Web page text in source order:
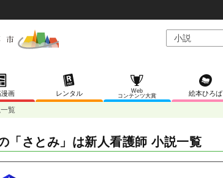
画 レンタル
Web
コンテンツ大賞
絵本ひろば
覧
「さとみ」は新人看護師 小説一覧